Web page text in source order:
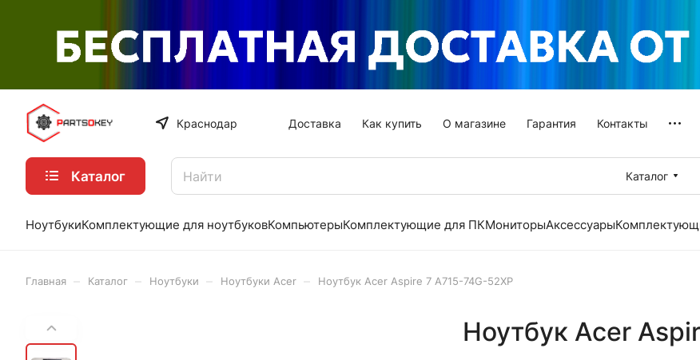
Краснодар Доставка Как купить О магазине Гарантия Контакты
Каталог
Каталог
НоутбукиКомплектующие для ноутбуковКомпьютерыКомплектующие для ПКМониторыАксессуары
Главная Каталог Ноутбуки Ноутбуки Acer Ноутбук Acer Aspire 7 A715-74G-52XP
Ноутбук Acer